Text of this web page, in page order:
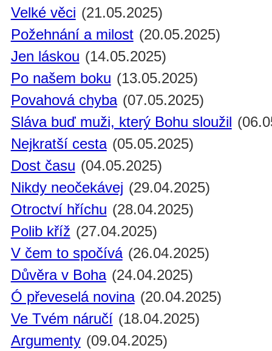
Velké věci (21.05.2025)
Požehnání a milost (20.05.2025)
Jen láskou (14.05.2025)
Po našem boku (13.05.2025)
Povahová chyba (07.05.2025)
Sláva buď muži, který Bohu sloužil
Nejkratší cesta (05.05.2025)
Dost času (04.05.2025)
Nikdy neočekávej (29.04.2025)
Otroctví hříchu (28.04.2025)
Polib kříž (27.04.2025)
V čem to spočívá (26.04.2025)
Důvěra v Boha (24.04.2025)
Ó převeselá novina (20.04.2025)
Ve Tvém náručí (18.04.2025)
Argumenty (09.04.2025)